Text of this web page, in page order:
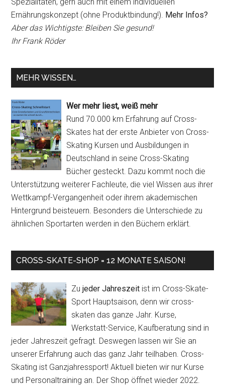
Spezialitäten, gern auch mit einem individuellen
Ernährungskonzept (ohne Produktbindung!). Mehr Infos?
Aber das Wichtigste: Bleiben Sie gesund!
Ihr Frank Röder
MEHR WISSEN…
Wer mehr liest, weiß mehr
Rund 70.000 km Erfahrung auf Cross-
Skates hat der erste Anbieter von Cross-
Skating Kursen und Ausbildungen in
Deutschland in seine Cross-Skating
Bücher gesteckt. Dazu kommt noch die
Unterstützung weiterer Fachleute, die viel Wissen aus ihrer
Wettkampf-Vergangenheit oder ihrem akademischen
Hintergrund beisteuern. Besonders die Unterschiede zu
ähnlichen Sportarten werden in den Büchern erklärt.
CROSS-SKATE-SHOP = 12 MONATE SAISON!
Zujeder Jahreszeit ist im Cross-Skate-
Sport Hauptsaison, denn wir cross-
skaten das ganze Jahr. Kurse,
Werkstatt-Service, Kaufberatung sind in
jeder Jahreszeit gefragt. Deswegen lassen wir Sie an
unserer Erfahrung auch das ganz Jahr teilhaben. Cross-
Skating ist Ganzjahressport! Aktuell bieten wir nur Kurse
und Personaltraining an. Der Shop öffnet wieder 2022.